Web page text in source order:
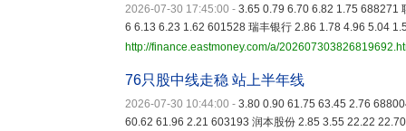
2026-07-30 17:45:00 - 3.65 0.79 6.70 6.82 1.75 688271
6 6.13 6.23 1.62 601528 瑞丰银行 2.86 1.78 4.96 5.04
http://finance.eastmoney.com/a/
76只股中线走稳 站上半年线
2026-07-30 10:44:00 - 3.80 0.90 61.75 63.45 2.76
60.62 61.96 2.21 603193 润本股份 2.85 3.55 22.22